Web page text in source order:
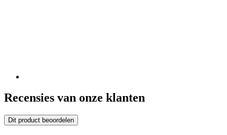
Recensies van onze klanten
Dit product beoordelen